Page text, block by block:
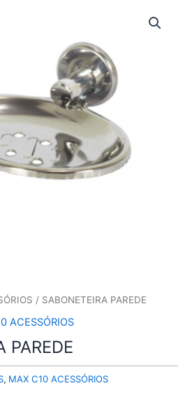
/ SABONETEIRA PAREDE
ACESSÓRIOS
PAREDE
, MAX C10 ACESSÓRIOS